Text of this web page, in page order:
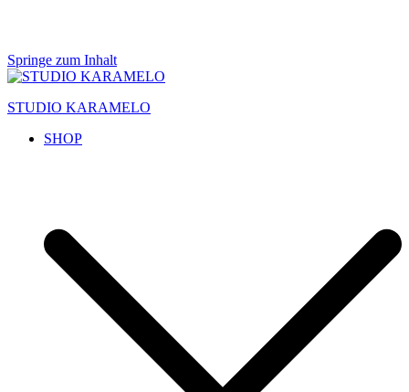
Springe zum Inhalt
STUDIO KARAMELO
SHOP